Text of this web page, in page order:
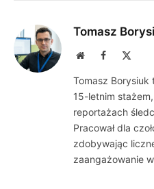
Tomasz
WebsiteFacebook
Tomasz
15-letnim
reportażach
Pracował dla
zdobywając
zaangażowanie